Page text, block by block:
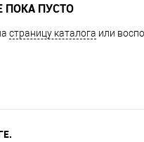
ПОКА ПУСТО
страницу каталога или